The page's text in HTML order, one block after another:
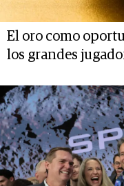
El oro como
los grandes